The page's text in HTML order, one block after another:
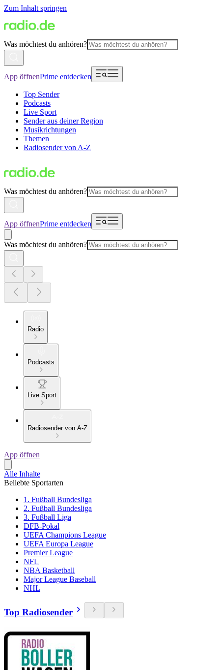
Zum Inhalt springen
Was möchtest du anhören?
App öffnenPrime entdecken
Top Sender
Podcasts
Live Sport
Sender aus deiner Region
Musikrichtungen
Themen
Radiosender von A-Z
Was möchtest du anhören?
App öffnenPrime entdecken
Was möchtest du anhören?
Radio
Podcasts
Live Sport
Radiosender von A-Z
App öffnen
Alle Inhalte
Beliebte Sportarten
1. Fußball Bundesliga
2. Fußball Bundesliga
3. Fußball Liga
DFB-Pokal
UEFA Champions League
UEFA Europa League
Premier League
NFL
NBA Basketball
Major League Baseball
NHL
Top Radiosender